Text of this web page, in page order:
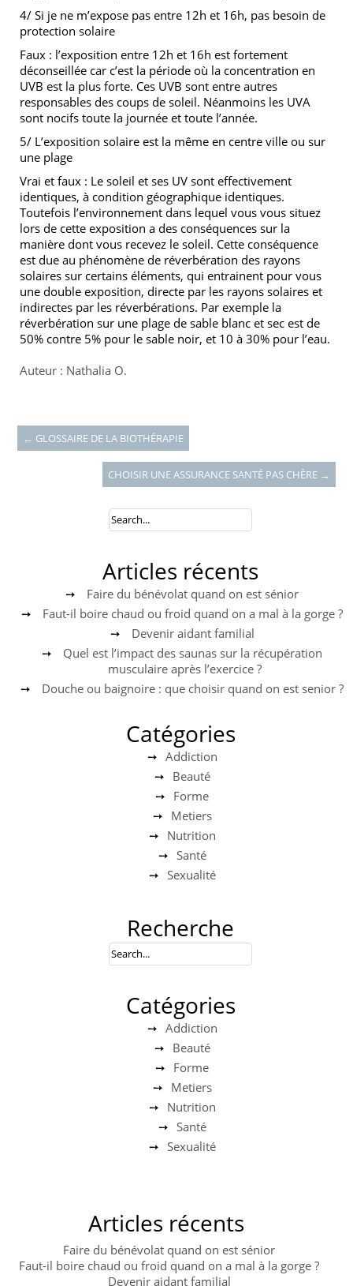
4/ Si je ne m’expose pas entre 12h et 16h, pas besoin de
protection solaire
Faux : l’exposition entre 12h et 16h est fortement
déconseillée car c’est la période où la concentration en
UVB est la plus forte. Ces UVB sont entre autres
responsables des coups de soleil. Néanmoins les UVA
sont nocifs toute la journée et toute l’année.
5/ L’exposition solaire est la même en centre ville ou sur
une plage
Vrai et faux : Le soleil et ses UV sont effectivement
identiques, à condition géographique identiques.
Toutefois l’environnement dans lequel vous vous situez
lors de cette exposition a des conséquences sur la
manière dont vous recevez le soleil. Cette conséquence
est due au phénomène de réverbération des rayons
solaires sur certains éléments, qui entrainent pour vous
une double exposition, directe par les rayons solaires et
indirectes par les réverbérations. Par exemple la
réverbération sur une plage de sable blanc et sec est de
50% contre 5% pour le sable noir, et 10 à 30% pour l’eau.
Auteur : Nathalia O.
← GLOSSAIRE DE LA BIOTHÉRAPIE
CHOISIR UNE ASSURANCE SANTÉ PAS CHÈRE →
Articles récents
Faire du bénévolat quand on est sénior
Faut-il boire chaud ou froid quand on a mal à la gorge ?
Devenir aidant familial
Quel est l’impact des saunas sur la récupération
musculaire après l’exercice ?
Douche ou baignoire : que choisir quand on est senior ?
Catégories
Addiction
Beauté
Forme
Metiers
Nutrition
Santé
Sexualité
Recherche
Catégories
Addiction
Beauté
Forme
Metiers
Nutrition
Santé
Sexualité
Articles récents
Faire du bénévolat quand on est sénior
Faut-il boire chaud ou froid quand on a mal à la gorge ?
Devenir aidant familial